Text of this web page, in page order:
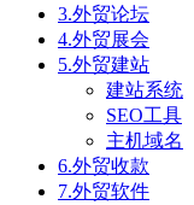
3.外贸论坛
4.外贸展会
5.外贸建站
建站系统
SEO工具
主机域名
6.外贸收款
7.外贸软件